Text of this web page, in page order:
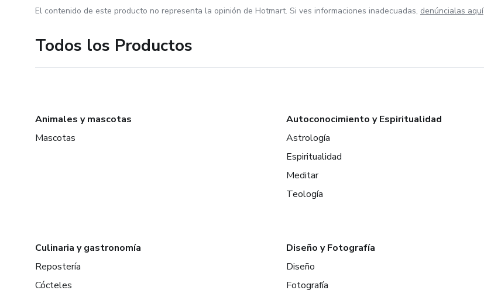
El contenido de este producto no representa la opinión de Hotmart. Si ves informaciones inadecuadas, denúncialas aquí
Todos los Productos
Animales y mascotas
Mascotas
Autoconocimiento y Espiritualidad
Astrología
Espiritualidad
Meditar
Teología
Culinaria y gastronomía
Repostería
Cócteles
Diseño y Fotografía
Diseño
Fotografía